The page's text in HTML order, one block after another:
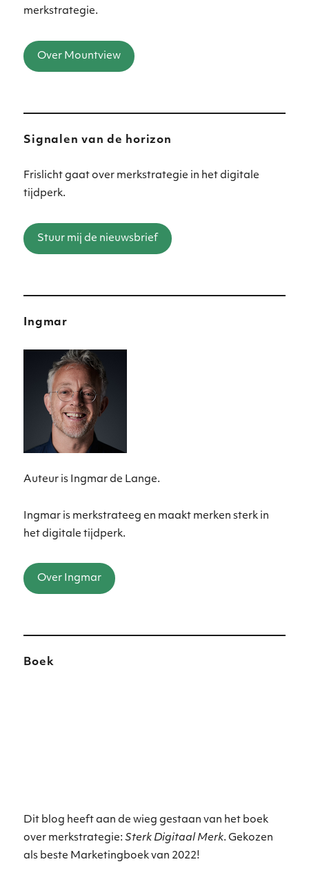
merkstrategie.
Over Mountview
Signalen van de horizon
Frislicht gaat over merkstrategie in het digitale
tijdperk.
Stuur mij de nieuwsbrief
Ingmar
Auteur is Ingmar de Lange.
Ingmar is merkstrateeg en maakt merken sterk in
het digitale tijdperk.
Over Ingmar
Boek
Dit blog heeft aan de wieg gestaan van het boek
over merkstrategie:Sterk Digitaal Merk. Gekozen
als beste Marketingboek van 2022!